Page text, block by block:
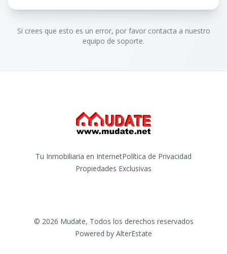
Si crees que esto es un error, por favor contacta a nuestro
equipo de soporte.
Tu Inmobiliaria en InternetPolítica de Privacidad
Propiedades Exclusivas
© 2026 Mudate, Todos los derechos reservados
Powered by AlterEstate